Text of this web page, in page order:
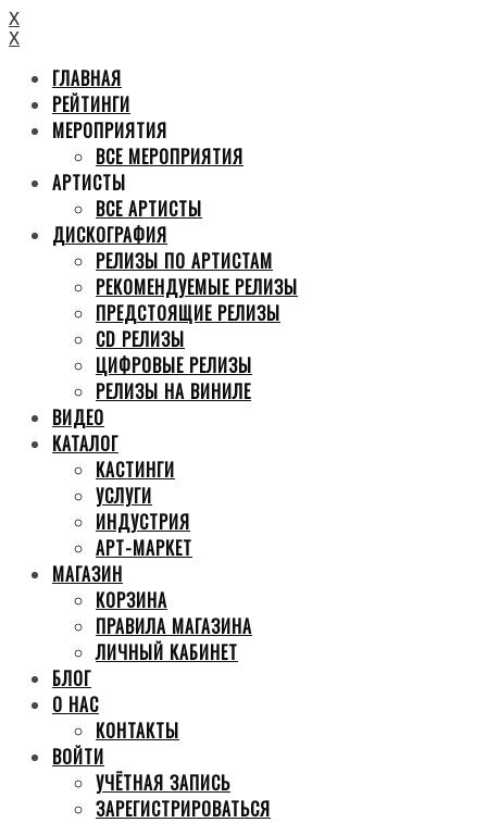
X
X
ГЛАВНАЯ
РЕЙТИНГИ
МЕРОПРИЯТИЯ
ВСЕ МЕРОПРИЯТИЯ
АРТИСТЫ
ВСЕ АРТИСТЫ
ДИСКОГРАФИЯ
РЕЛИЗЫ ПО АРТИСТАМ
РЕКОМЕНДУЕМЫЕ РЕЛИЗЫ
ПРЕДСТОЯЩИЕ РЕЛИЗЫ
CD РЕЛИЗЫ
ЦИФРОВЫЕ РЕЛИЗЫ
РЕЛИЗЫ НА ВИНИЛЕ
ВИДЕО
КАТАЛОГ
КАСТИНГИ
УСЛУГИ
ИНДУСТРИЯ
АРТ-МАРКЕТ
МАГАЗИН
КОРЗИНА
ПРАВИЛА МАГАЗИНА
ЛИЧНЫЙ КАБИНЕТ
БЛОГ
О НАС
КОНТАКТЫ
ВОЙТИ
УЧЁТНАЯ ЗАПИСЬ
ЗАРЕГИСТРИРОВАТЬСЯ